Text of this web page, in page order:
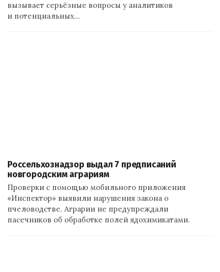
вызывает серьёзные вопросы у аналитиков
и потенциальных…
Россельхознадзор выдал 7 предписаний
новгородским аграриям
Проверки с помощью мобильного приложения
«Инспектор» выявили нарушения закона о
пчеловодстве. Аграрии не предупреждали
пасечников об обработке полей ядохимикатами.